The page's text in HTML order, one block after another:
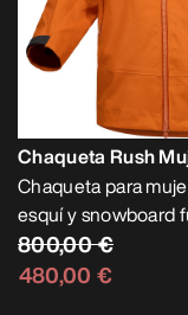
Chaqueta Rush
Chaqueta para
esquí y snowboard
800,00 €
480,00 €